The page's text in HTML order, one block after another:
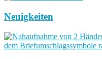
Neuigkeiten